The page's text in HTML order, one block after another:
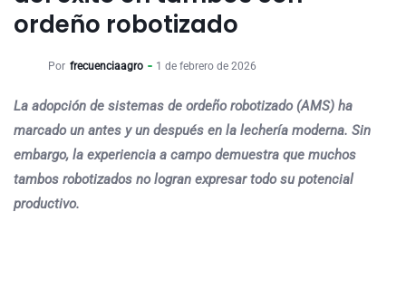
ordeño robotizado
Por frecuenciaagro 1 de febrero de 2026
La adopción de sistemas de ordeño robotizado (AMS) ha
marcado un antes y un después en la lechería moderna. Sin
embargo, la experiencia a campo demuestra que muchos
tambos robotizados no logran expresar todo su potencial
productivo.